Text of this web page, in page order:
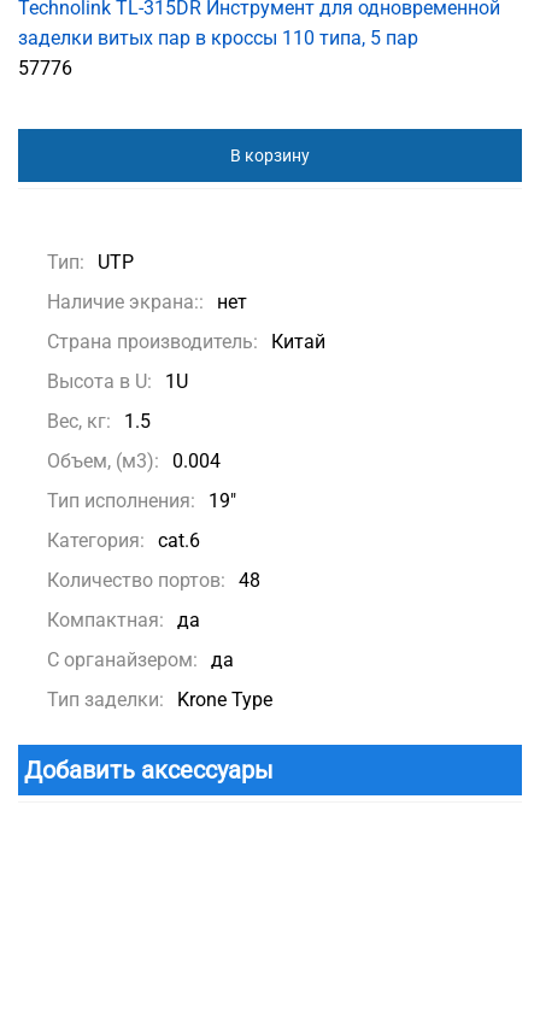
Technolink TL-315DR Инструмент для одновременной
заделки витых пар в кроссы 110 типа, 5 пар
57776
В корзину
Тип:
UTP
Наличие экрана::
нет
Страна производитель:
Китай
Высота в U:
1U
Вес, кг:
1.5
Объем, (м3):
0.004
Тип исполнения:
19"
Категория:
cat.6
Количество портов:
48
Компактная:
да
С органайзером:
да
Тип заделки:
Krone Type
Добавить аксессуары